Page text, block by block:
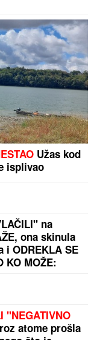
JUTARNJI
reči
samo dobro"